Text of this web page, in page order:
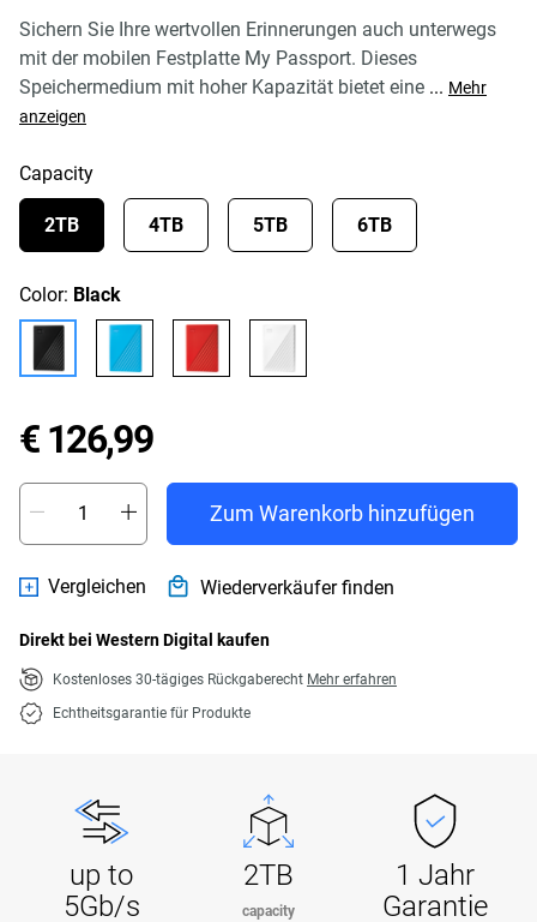
Sichern Sie Ihre wertvollen Erinnerungen auch unterwegs
mit der mobilen Festplatte My Passport. Dieses
Speichermedium mit hoher Kapazität bietet eine ... Mehr
anzeigen
Capacity
2TB 4TB 5TB 6TB
Color: Black
€ 126,99Price € 126,99
Zum Warenkorb hinzufügen
Vergleichen Wiederverkäufer finden
Direkt bei Western Digital kaufen
Kostenloses 30-tägiges Rückgaberecht Mehr erfahren
Echtheitsgarantie für Produkte
up to
5Gb/s
2TB
capacity
1 Jahr
Garantie